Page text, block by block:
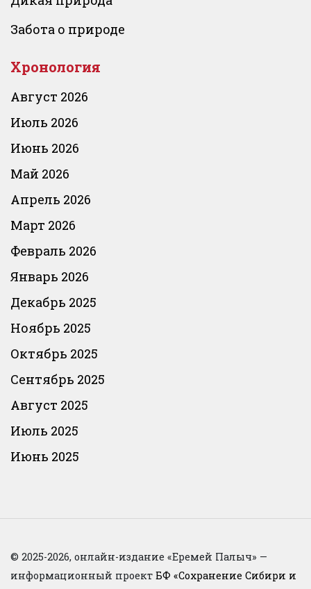
Забота о природе
Хронология
Август 2026
Июль 2026
Июнь 2026
Май 2026
Апрель 2026
Март 2026
Февраль 2026
Январь 2026
Декабрь 2025
Ноябрь 2025
Октябрь 2025
Сентябрь 2025
Август 2025
Июль 2025
Июнь 2025
© 2025-2026, онлайн-издание «Еремей Палыч» —
информационный проект БФ «Сохранение Сибири и